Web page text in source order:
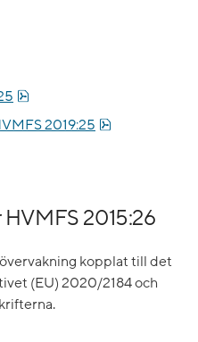
2019:25
2015:26
kopplat till det
(EU) 2020/2184 och